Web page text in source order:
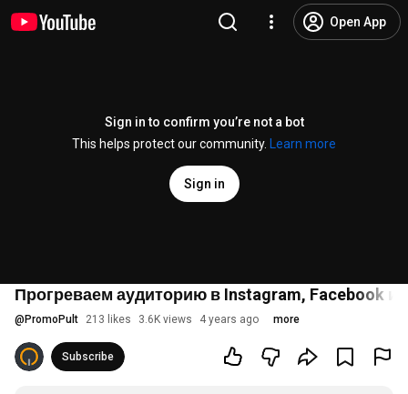
Open App
Sign in to confirm you’re not a bot
This helps protect our community.
Learn more
Sign in
Прогреваем аудиторию в Instagram, Facebook
@ PromoPult 213 likes 3.6K views 4 years ago more
Subscribe